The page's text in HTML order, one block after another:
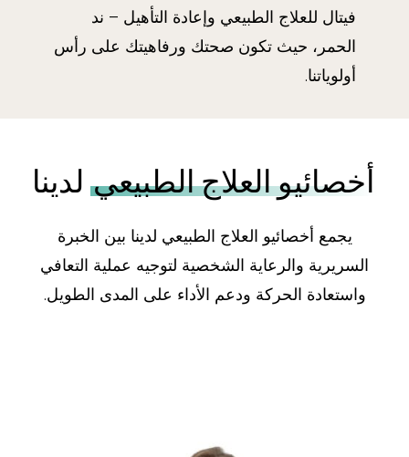
فيتال للعلاج الطبيعي وإعادة التأهيل – ند
الحمر، حيث تكون صحتك ورفاهيتك على رأس
أولوياتنا.
أخصائيو العلاج الطبيعي لدينا
يجمع أخصائيو العلاج الطبيعي لدينا بين الخبرة
السريرية والرعاية الشخصية لتوجيه عملية التعافي
واستعادة الحركة ودعم الأداء على المدى الطويل.